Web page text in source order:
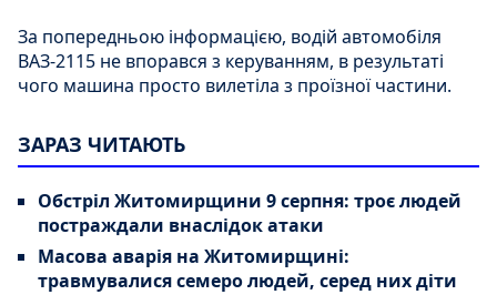
За попередньою інформацією, водій автомобіля
ВАЗ-2115 не впорався з керуванням, в результаті
чого машина просто вилетіла з проїзної частини.
ЗАРАЗ ЧИТАЮТЬ
Обстріл Житомирщини 9 серпня: троє людей
постраждали внаслідок атаки
Масова аварія на Житомирщині:
травмувалися семеро людей, серед них діти